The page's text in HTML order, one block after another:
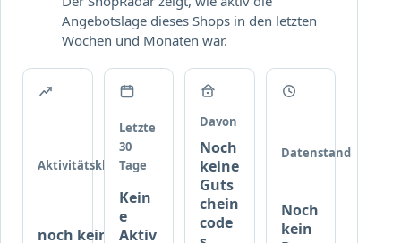
t
i
e
O
T
E
L
Angebotslage dieses Shops in den letzten
Wochen und Monaten war.
Aktivitätsklasse
noch keine
Letzte
30
Tage
Kein
e
Aktiv
Davon
Noch
keine
Guts
chein
code
Datenstand
Noch
kein